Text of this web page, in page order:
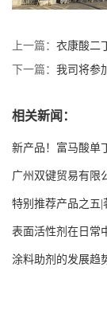
上一篇： 衣康酸二
下一篇： 我司将参
相关新闻：
新产品！富马酸单
广州双键贸易有限
特别推荐产品之五|
表面活性剂在日常
涂料助剂的发展趋